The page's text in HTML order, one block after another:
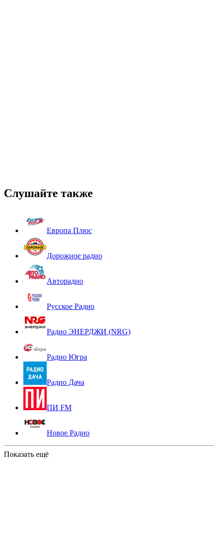
Слушайте также
Европа Плюс
Дорожное радио
Авторадио
Русское Радио
Радио ЭНЕРДЖИ (NRG)
Радио Югра
Радио Дача
ПИ FM
Новое Радио
Показать ещё